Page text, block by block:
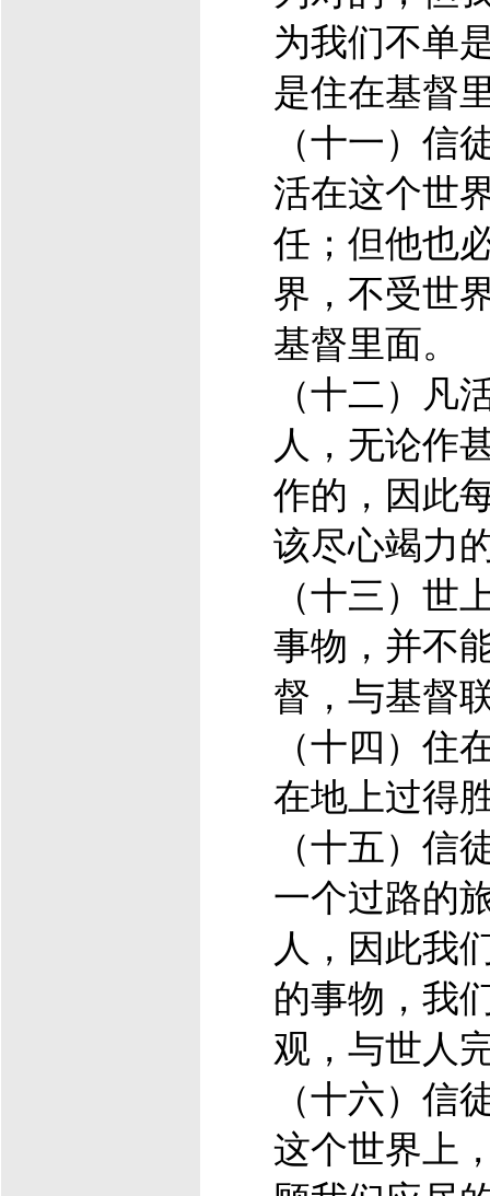
为我们不单
是住在基督
（十一）信
活在这个世
任；但他也
界，不受世
基督里面。
（十二）凡
人，无论作
作的，因此
该尽心竭力
（十三）世
事物，并不
督 ，与基督
（十四）住
在地上过得
（十五）信
一个过路的
人，因此我
的事物，我
观，与世人
（十六）信
这个世界上